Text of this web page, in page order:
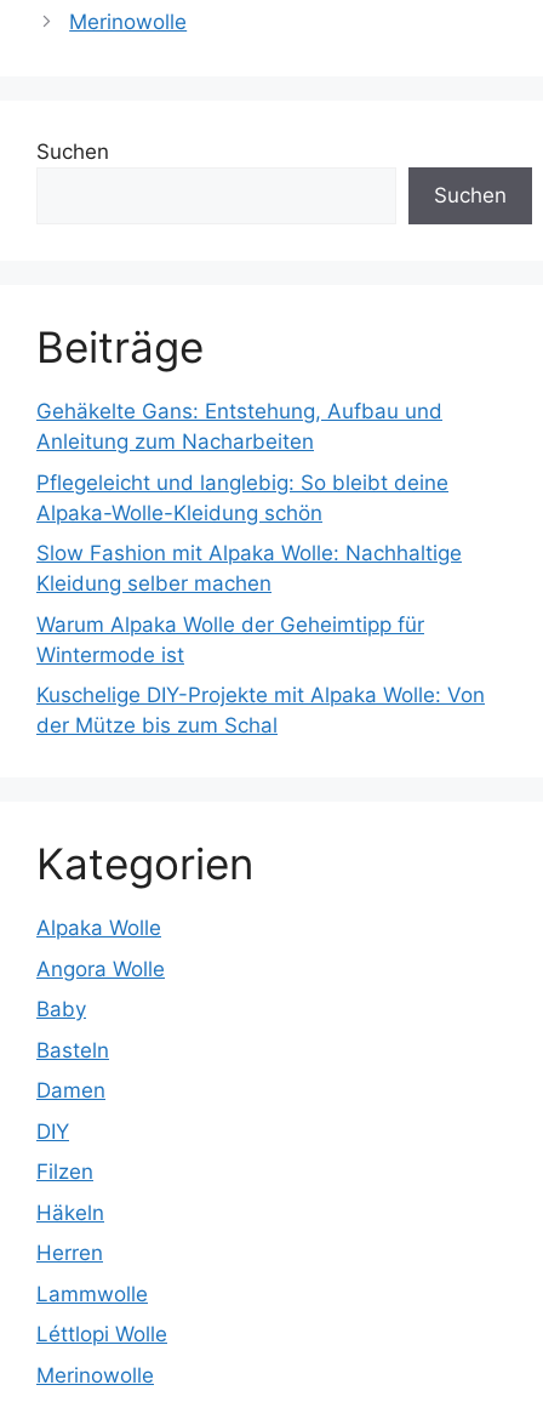
Merinowolle
Suchen
Suchen
Beiträge
Gehäkelte Gans: Entstehung, Aufbau und
Anleitung zum Nacharbeiten
Pflegeleicht und langlebig: So bleibt deine
Alpaka-Wolle-Kleidung schön
Slow Fashion mit Alpaka Wolle: Nachhaltige
Kleidung selber machen
Warum Alpaka Wolle der Geheimtipp für
Wintermode ist
Kuschelige DIY-Projekte mit Alpaka Wolle: Von
der Mütze bis zum Schal
Kategorien
Alpaka Wolle
Angora Wolle
Baby
Basteln
Damen
DIY
Filzen
Häkeln
Herren
Lammwolle
Léttlopi Wolle
Merinowolle